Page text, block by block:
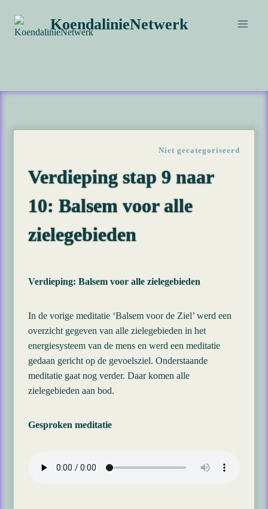
naar
inhoud
KoendalinieNetwerk
Niet gecategoriseerd
Verdieping stap 9 naar
10: Balsem voor alle
zielegebieden
Verdieping: Balsem voor alle zielegebieden
In de vorige meditatie ‘Balsem voor de Ziel’ werd een
overzicht gegeven van alle zielegebieden in het
energiesysteem van de mens en werd een meditatie
gedaan gericht op de gevoelsziel. Onderstaande
meditatie gaat nog verder. Daar komen alle
zielegebieden aan bod.
Gesproken meditatie